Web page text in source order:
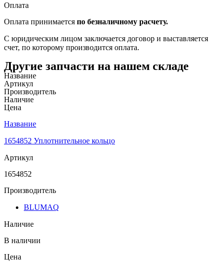
Оплата
Оплата принимается по безналичному расчету.
С юридическим лицом заключается договор и выставляется
счет, по которому производится оплата.
Другие запчасти на нашем складе
Название
Артикул
Производитель
Наличие
Цена
Название
1654852 Уплотнительное кольцо
Артикул
1654852
Производитель
BLUMAQ
Наличие
В наличии
Цена